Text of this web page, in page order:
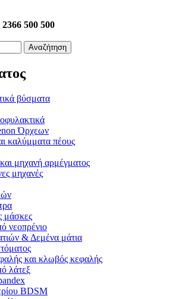
2366 500 500
Αναζήτηση
βύσματα
Όρχεων
καλύμματα πέους
μηχανή αρμέγματος
μηχανές
μάσκες
νεοπρένιο
& Δεμένα μάτια
και κλωβός κεφαλής
λάτεξ
BDSM